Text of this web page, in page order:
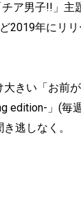
ア男子!!」主
2019年にリ
きい「お前
edition-」(毎
逃しなく。